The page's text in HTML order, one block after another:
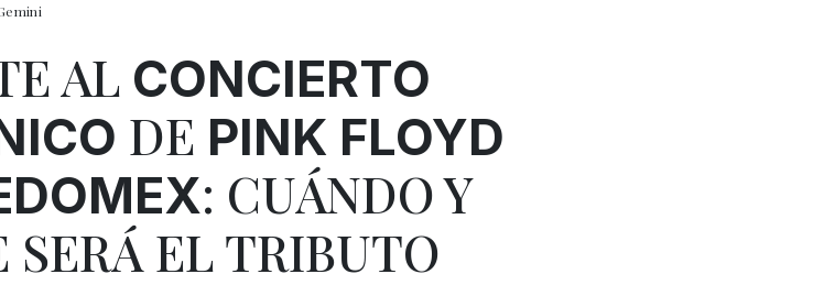
AL CONCIERTO
DE PINK FLOYD
: CUÁNDO Y
SERÁ EL TRIBUTO